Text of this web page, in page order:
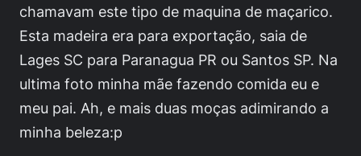
chamavam este tipo de maquina de maçarico.
Esta madeira era para exportação, saia de
Lages SC para Paranagua PR ou Santos SP. Na
ultima foto minha mãe fazendo comida eu e
meu pai. Ah, e mais duas moças adimirando a
minha beleza:p